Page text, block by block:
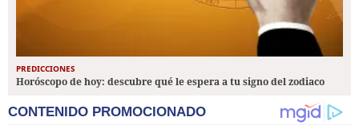
PREDICCIONES
Horóscopo de hoy: descubre qué le espera a tu signo del zodiaco
CONTENIDO PROMOCIONADO